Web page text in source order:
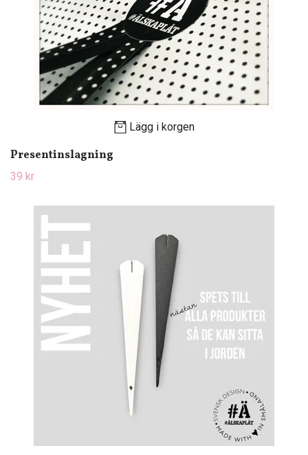
Lägg i korgen
Presentinslagning
39 kr